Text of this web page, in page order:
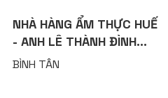
NHÀ HÀNG ẨM THỰC HUẾ
- ANH LÊ THÀNH ĐÌNH
PHÚ
BÌNH TÂN